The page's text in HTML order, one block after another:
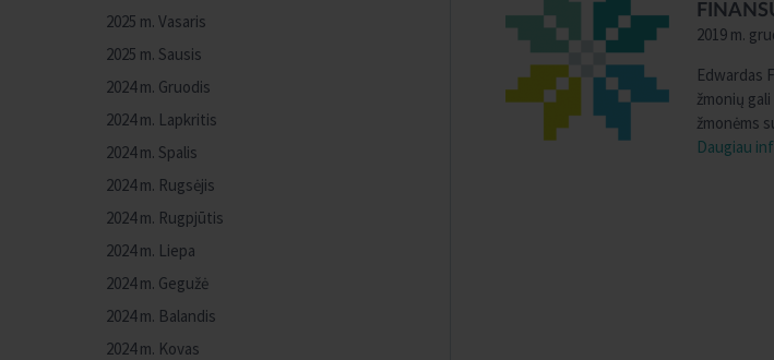
2019 m.
Edwardas
žmonių
žmonėms
Daugiau
2025 m. Vasaris
2025 m. Sausis
2024 m. Gruodis
2024 m. Lapkritis
2024 m. Spalis
2024 m. Rugsėjis
2024 m. Rugpjūtis
2024 m. Liepa
2024 m. Gegužė
2024 m. Balandis
2024 m. Kovas